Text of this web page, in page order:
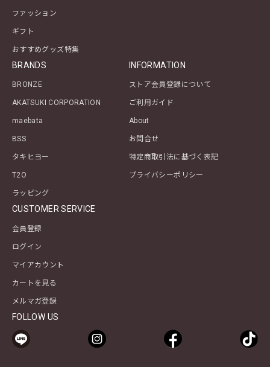
ファッション
ギフト
おすすめグッズ特集
BRANDS
BRONZE
AKATSUKI CORPORATION
maebata
BSS
タキヒヨー
T2O
ラッピング
INFORMATION
ストア会員登録について
ご利用ガイド
About
お問合せ
特定商取引法に基づく表記
プライバシーポリシー
CUSTOMER SERVICE
会員登録
ログイン
マイアカウント
カートを見る
メルマガ登録
FOLLOW US